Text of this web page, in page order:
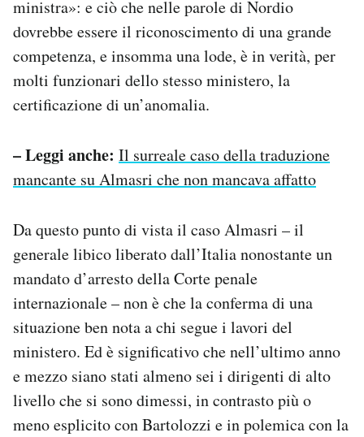
ministra»: e ciò che nelle parole di Nordio
dovrebbe essere il riconoscimento di una grande
competenza, e insomma una lode, è in verità, per
molti funzionari dello stesso ministero, la
certificazione di un’anomalia.
– Leggi anche: Il surreale caso della traduzione
mancante su Almasri che non mancava affatto
Da questo punto di vista il caso Almasri – il
generale libico liberato dall’Italia nonostante un
mandato d’arresto della Corte penale
internazionale – non è che la conferma di una
situazione ben nota a chi segue i lavori del
ministero. Ed è significativo che nell’ultimo anno
e mezzo siano stati almeno sei i dirigenti di alto
livello che si sono dimessi, in contrasto più o
meno esplicito con Bartolozzi e in polemica con la